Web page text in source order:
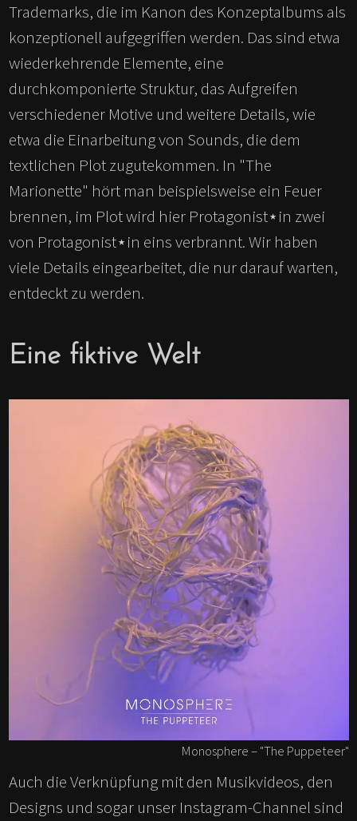
Trademarks, die im Kanon des Konzeptalbums als
konzeptionell aufgegriffen werden. Das sind etwa
wiederkehrende Elemente, eine
durchkomponierte Struktur, das Aufgreifen
verschiedener Motive und weitere Details, wie
etwa die Einarbeitung von Sounds, die dem
textlichen Plot zugutekommen. In "The
Marionette" hört man beispielsweise ein Feuer
brennen, im Plot wird hier Protagonist⋆in zwei
von Protagonist⋆in eins verbrannt. Wir haben
viele Details eingearbeitet, die nur darauf warten,
entdeckt zu werden.
Eine fiktive Welt
Monosphere – "The Puppeteer"
Auch die Verknüpfung mit den Musikvideos, den
Designs und sogar unser Instagram-Channel sind